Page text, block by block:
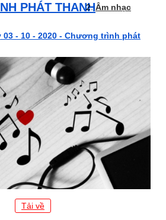
PHÁT THANHÂm nhạc
- 10 - 2020 - Chương trình phát
Tải về